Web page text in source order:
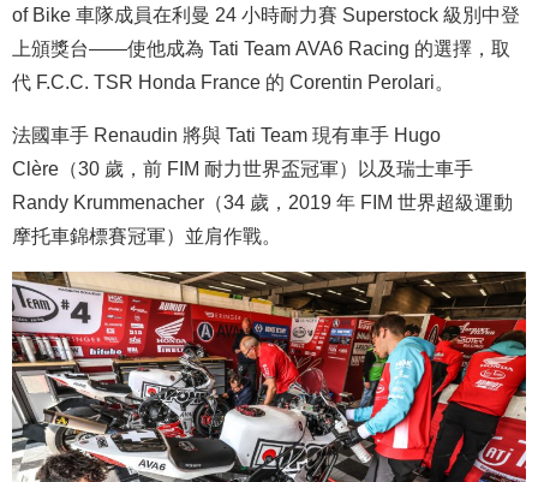
of Bike 車隊成員在利曼 24 小時耐力賽 Superstock 級別中登
上頒獎台——使他成為 Tati Team AVA6 Racing 的選擇，取
代 F.C.C. TSR Honda France 的 Corentin Perolari。
法國車手 Renaudin 將與 Tati Team 現有車手 Hugo
Clère（30 歲，前 FIM 耐力世界盃冠軍）以及瑞士車手
Randy Krummenacher（34 歲，2019 年 FIM 世界超級運動
摩托車錦標賽冠軍）並肩作戰。